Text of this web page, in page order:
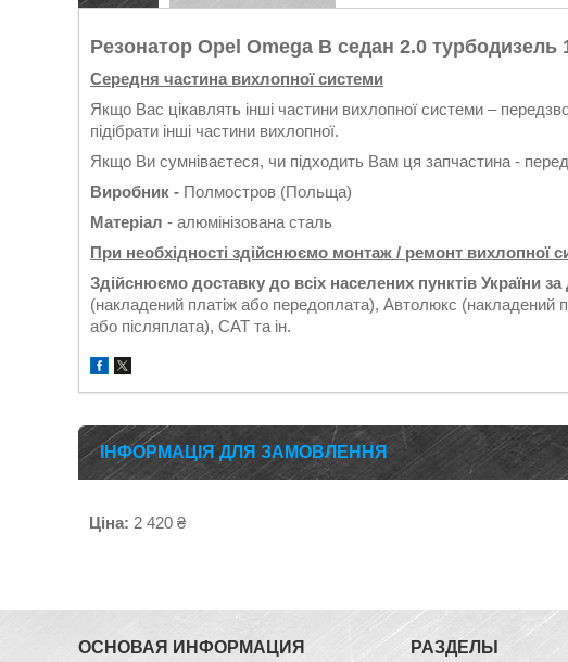
Резонатор Opel Omega B седан 2.0 турбодизель
Середня частина вихлопної системи
Якщо Вас цікавлять інші частини вихлопної системи –
підібрати інші частини вихлопної.
Якщо Ви сумніваєтеся, чи підходить Вам ця запчастина -
Виробник - Полмостров (Польща)
Матеріал - алюмінізована сталь
При необхідності здійснюємо монтаж / ремонт вихлопної
Здійснюємо доставку до всіх населених пунктів України
(накладений платіж або передоплата), Автолюкс (накладений
або післяплата), САТ та ін.
ІНФОРМАЦІЯ ДЛЯ ЗАМОВЛЕННЯ
Ціна: 2 420 ₴
ОСНОВАЯ ИНФОРМАЦИЯ РАЗДЕЛЫ